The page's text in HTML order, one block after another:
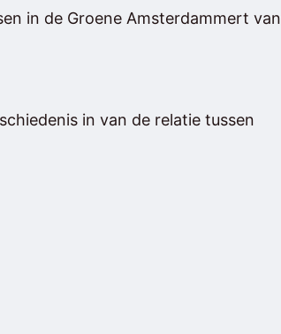
in de Groene Amsterdammert van
in van de relatie tussen